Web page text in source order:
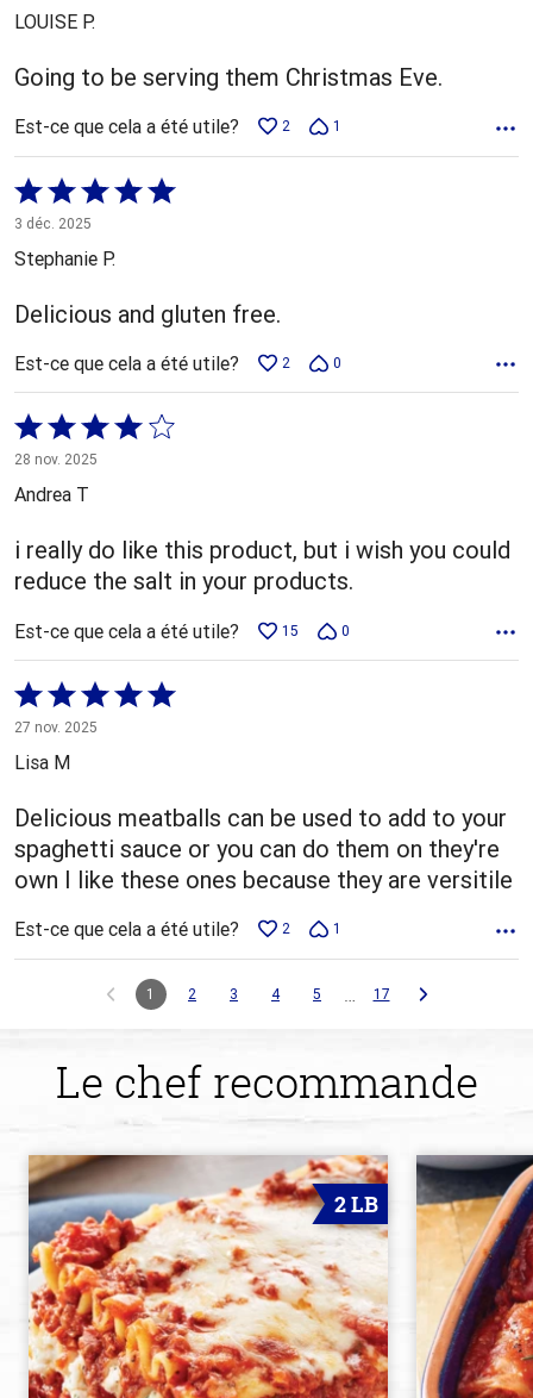
5LOUISE P.
Going to be serving them Christmas Eve.
Est-ce que cela a été utile? 2 1
Coté
5 sur
5
3 déc. 2025
Stephanie P.
Delicious and gluten free.
Est-ce que cela a été utile? 2 0
Coté
4 sur
5
28 nov. 2025
Andrea T
i really do like this product, but i wish you could
reduce the salt in your products.
Est-ce que cela a été utile? 15 0
Coté
5 sur
5
27 nov. 2025
Lisa M
Delicious meatballs can be used to add to your
spaghetti sauce or you can do them on they're
own I like these ones because they are versitile
Est-ce que cela a été utile? 2 1
1 2 3 4 5 … 17
Le chef recommande
2 LB